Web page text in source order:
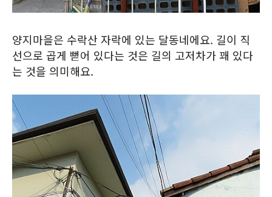
양지마을은 수락산 자락에 있는 달동네에요. 길이 직
선으로 곱게 뻗어 있다는 것은 길의 고저차가 꽤 있다
는 것을 의미해요.